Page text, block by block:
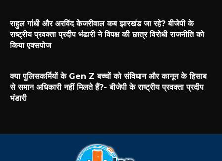
राहुल गांधी और अरविंद केजरीवाल कब झारखंड जा रहे? बीजेपी के
राष्ट्रीय प्रवक्ता प्रदीप भंडारी ने विपक्ष की छात्र विरोधी राजनीति को
किया एक्सपोज
क्या पुलिसकर्मियों के Gen Z बच्चों को संविधान और कानून के हिसाब
से समान अधिकारी नहीं मिलते हैं?- बीजेपी के राष्ट्रीय प्रवक्ता प्रदीप
भंडारी